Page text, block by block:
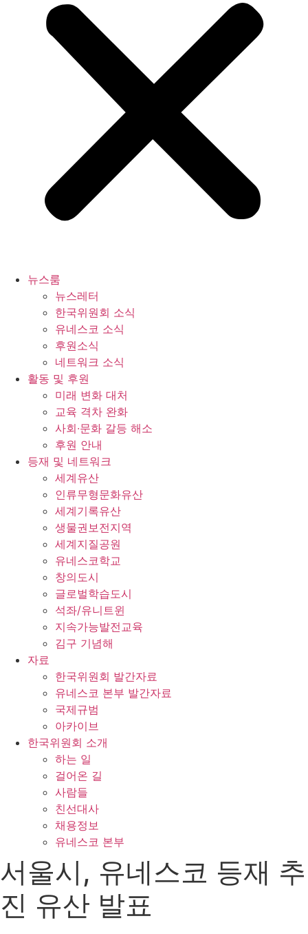
뉴스룸
뉴스레터
한국위원회 소식
유네스코 소식
후원소식
네트워크 소식
활동 및 후원
미래 변화 대처
교육 격차 완화
사회∙문화 갈등 해소
후원 안내
등재 및 네트워크
세계유산
인류무형문화유산
세계기록유산
생물권보전지역
세계지질공원
유네스코학교
창의도시
글로벌학습도시
석좌/유니트윈
지속가능발전교육
김구 기념해
자료
한국위원회 발간자료
유네스코 본부 발간자료
국제규범
아카이브
한국위원회 소개
하는 일
걸어온 길
사람들
친선대사
채용정보
유네스코 본부
서울시, 유네스코 등재 추
진 유산 발표